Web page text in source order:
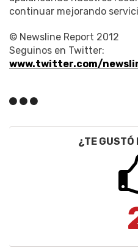
continuar mejorando
© Newsline Report 2012
Seguinos en Twitter:
www.twitter.com/
¿TE GUSTÓ